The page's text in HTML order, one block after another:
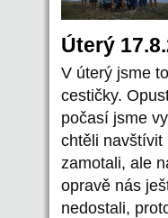
Úterý
V úterý jsme
cestičky.
počasí jsme
chtěli navštívit
zamotali, ale
opravě nás
nedostali,